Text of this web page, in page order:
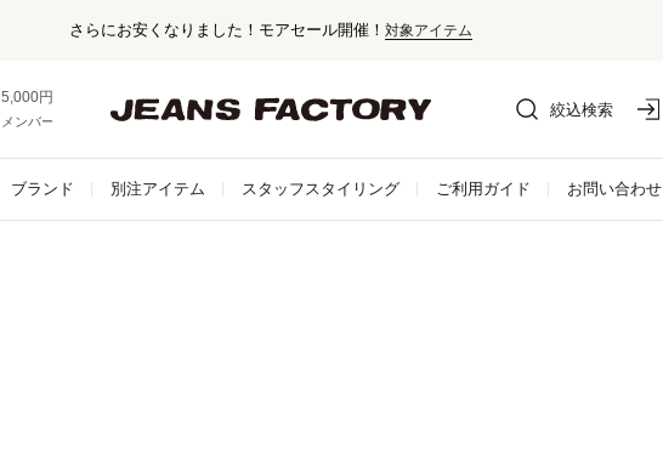
さらにお安くなりました！モアセール開催！ 対象アイテム
5,000円以上お買い上げで送料無料！
メンバー登録でお得な情報をゲット。さらに詳しく
絞込検索
ブランド 別注アイテム スタッフスタイリング ご利用ガイド お問い合わせ